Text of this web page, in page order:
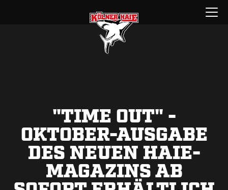
Menü
öffnen
"TIME OUT" -
OKTOBER-AUSGABE
DES NEUEN HAIE-
MAGAZINS AB